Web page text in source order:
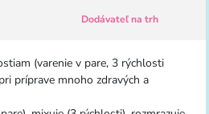
Dodávateľ na trh
(varenie v pare, 3 rýchlosti
príprave mnoho zdravých a